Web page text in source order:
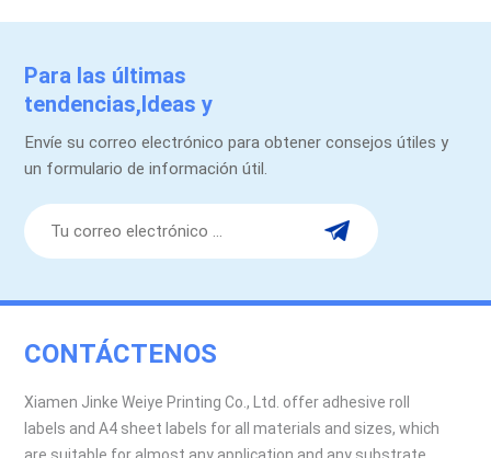
Para las últimas
tendencias,Ideas y
promociones.
Envíe su correo electrónico para obtener consejos útiles y
un formulario de información útil.
CONTÁCTENOS
Xiamen Jinke Weiye Printing Co., Ltd. offer adhesive roll
labels and A4 sheet labels for all materials and sizes, which